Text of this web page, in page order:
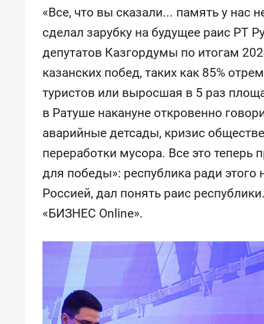
«Все, что вы сказали... память у нас
сделал зарубку на будущее раис РТ
депутатов Казгордумы по итогам
казанских побед, таких как 85%
туристов или выросшая в 5 раз
в Ратуше накануне откровенно
аварийные детсады, кризис
переработки мусора. Все это теперь
для победы»: республика ради этого
Россией, дал понять раис
«БИЗНЕС Online».
Рекомендуем
Падел, фитнес, танцы и даже
ниндзя-зал: как ТРЦ «Франт»
стал Меккой для любителей
когда